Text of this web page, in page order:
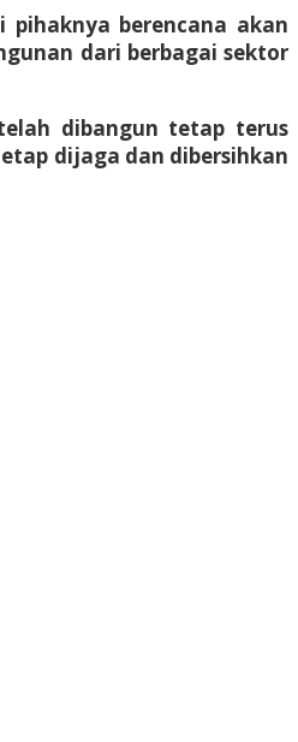
berencana akan
dari berbagai sektor
dibangun tetap terus
dijaga dan dibersihkan